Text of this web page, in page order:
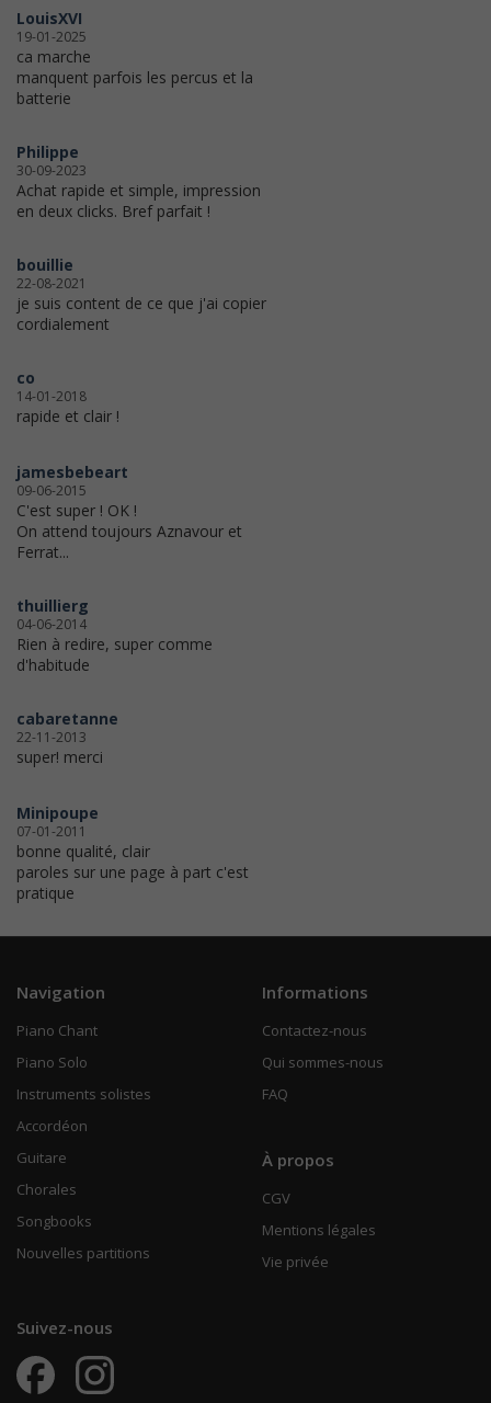
LouisXVI
19-01-2025
ca marche
manquent parfois les percus et la
batterie
Philippe
30-09-2023
Achat rapide et simple, impression
en deux clicks. Bref parfait !
bouillie
22-08-2021
je suis content de ce que j'ai copier
cordialement
co
14-01-2018
rapide et clair !
jamesbebeart
09-06-2015
C'est super ! OK !
On attend toujours Aznavour et
Ferrat...
thuillierg
04-06-2014
Rien à redire, super comme
d'habitude
cabaretanne
22-11-2013
super! merci
Minipoupe
07-01-2011
bonne qualité, clair
paroles sur une page à part c'est
pratique
Navigation
Piano Chant
Piano Solo
Instruments solistes
Accordéon
Guitare
Chorales
Songbooks
Nouvelles partitions
Informations
Contactez-nous
Qui sommes-nous
FAQ
À propos
CGV
Mentions légales
Vie privée
Suivez-nous